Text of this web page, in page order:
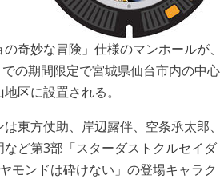
奇妙な冒険」仕様のマンホールが、
の期間限定で宮城県仙台市内の中心
区に設置される。
東方仗助、岸辺露伴、空条承太郎、
ど第3部「スターダストクルセイダ
モンドは砕けない」の登場キャラク